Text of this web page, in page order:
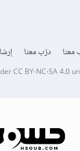
معنا درّب معنا
CC BY-NC-SA 4.0